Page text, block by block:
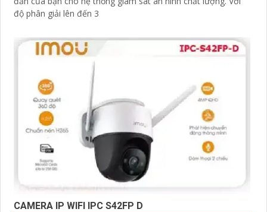
độ phân giải lên đến 3
CAMERA IP WIFI IPC S42FP D